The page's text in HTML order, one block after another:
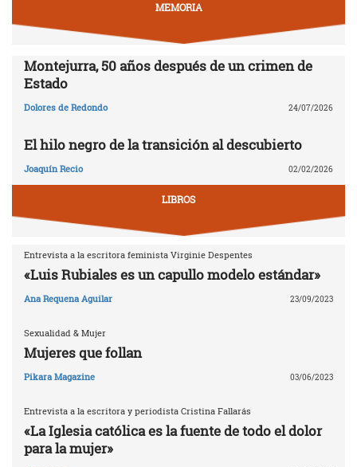
MEMORIA
Montejurra, 50 años después de un crimen de
Estado
Dolores de Redondo 24/07/2026
El hilo negro de la transición al descubierto
Joaquín Recio 02/02/2026
LIBROS
Entrevista a la escritora feminista Virginie Despentes
«Luis Rubiales es un capullo modelo estándar»
Ana Requena Aguilar 23/09/2023
Sexualidad & Mujer
Mujeres que follan
Pikara Magazine 03/06/2023
Entrevista a la escritora y periodista Cristina Fallarás
«La Iglesia católica es la fuente de todo el dolor
para la mujer»